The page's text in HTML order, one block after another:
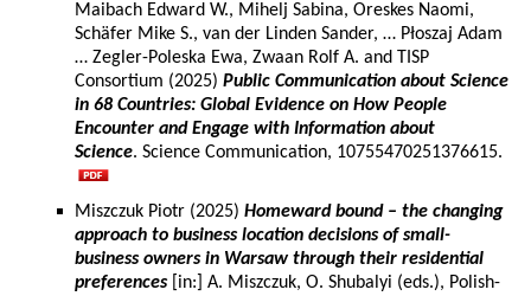
Maibach Edward W., Mihelj Sabina, Oreskes Naomi,
Schäfer Mike S., van der Linden Sander, … Płoszaj Adam
… Zegler-Poleska Ewa, Zwaan Rolf A. and TISP
Consortium (2025) Public Communication about Science
in 68 Countries: Global Evidence on How People
Encounter and Engage with Information about
Science. Science Communication, 10755470251376615.
Miszczuk Piotr (2025) Homeward bound – the changing
approach to business location decisions of small-
business owners in Warsaw through their residential
preferences[in:] A. Miszczuk, O. Shubalyi (eds.), Polish-